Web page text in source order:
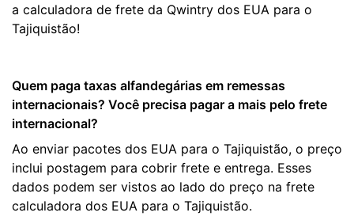
a calculadora de frete da Qwintry dos EUA para o
Tajiquistão!
Quem paga taxas alfandegárias em remessas
internacionais? Você precisa pagar a mais pelo frete
internacional?
Ao enviar pacotes dos EUA para o Tajiquistão, o preço
inclui postagem para cobrir frete e entrega. Esses
dados podem ser vistos ao lado do preço na frete
calculadora dos EUA para o Tajiquistão.